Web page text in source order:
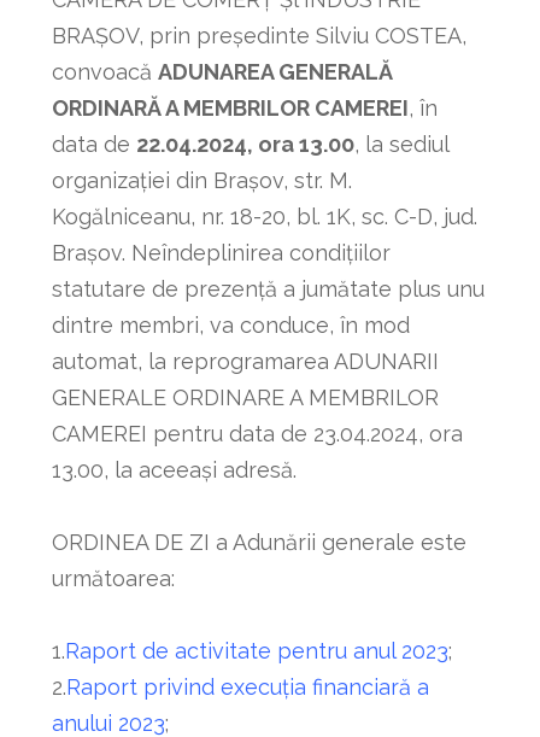
BRAŞOV, prin preşedinte Silviu COSTEA,
convoacă ADUNAREA GENERALĂ
ORDINARĂ A MEMBRILOR CAMEREI, în
data de 22.04.2024, ora 13.00, la sediul
organizaţiei din Braşov, str. M.
Kogălniceanu, nr. 18-20, bl. 1K, sc. C-D, jud.
Braşov. Neîndeplinirea condiţiilor
statutare de prezenţă a jumătate plus unu
dintre membri, va conduce, în mod
automat, la reprogramarea ADUNARII
GENERALE ORDINARE A MEMBRILOR
CAMEREI pentru data de 23.04.2024, ora
13.00, la aceeaşi adresă.
ORDINEA DE ZI a Adunării generale este
următoarea:
1.Raport de activitate pentru anul 2023;
2.Raport privind execuţia financiară a
anului 2023;